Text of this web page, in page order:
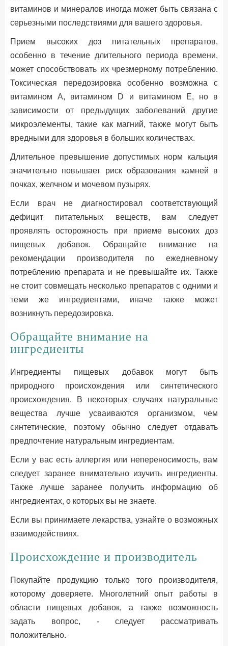
витаминов и минералов иногда может быть связана с
серьезными последствиями для вашего здоровья.
Прием высоких доз питательных препаратов,
особенно в течение длительного периода времени,
может способствовать их чрезмерному потреблению.
Токсическая передозировка особенно возможна с
витамином А, витамином D и витамином Е, но в
зависимости от предыдущих заболеваний другие
микроэлементы, такие как магний, также могут быть
вредными для здоровья в больших количествах.
Длительное превышение допустимых норм кальция
значительно повышает риск образования камней в
почках, желчном и мочевом пузырях.
Если врач не диагностировал соответствующий
дефицит питательных веществ, вам следует
проявлять осторожность при приеме высоких доз
пищевых добавок. Обращайте внимание на
рекомендации производителя по ежедневному
потреблению препарата и не превышайте их. Также
не стоит совмещать несколько препаратов с одними и
теми же ингредиентами, иначе также может
возникнуть передозировка.
Обращайте внимание на
ингредиенты
Ингредиенты пищевых добавок могут быть
природного происхождения или синтетического
происхождения. В некоторых случаях натуральные
вещества лучше усваиваются организмом, чем
синтетические, поэтому обычно следует отдавать
предпочтение натуральным ингредиентам.
Если у вас есть аллергия или непереносимость, вам
следует заранее внимательно изучить ингредиенты.
Также лучше заранее получить информацию об
ингредиентах, о которых вы не знаете.
Если вы принимаете лекарства, узнайте о возможных
взаимодействиях.
Происхождение и производитель
Покупайте продукцию только того производителя,
которому доверяете. Многолетний опыт работы в
области пищевых добавок, а также возможность
задать вопрос, - следует рассматривать
положительно.